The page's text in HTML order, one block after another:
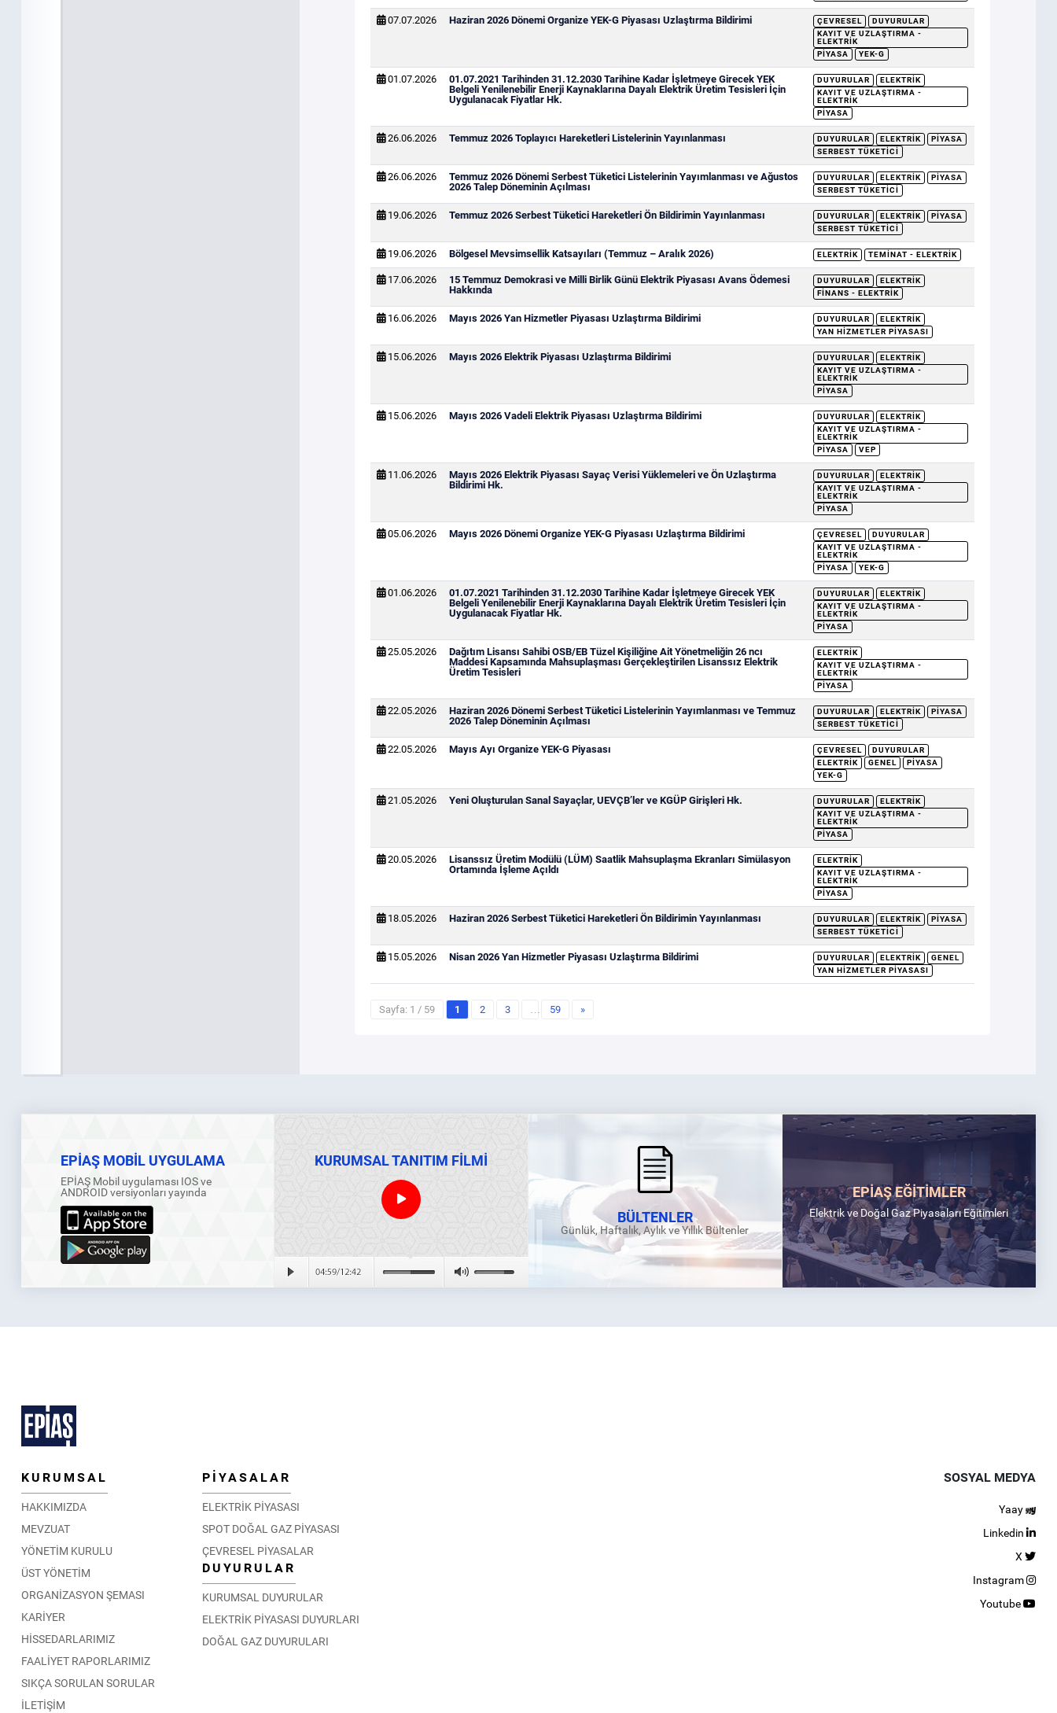
07.07.2026 Haziran 2026 Dönemi Organize YEK-G Piyasası Uzlaştırma Bildirimi ÇEVRESEL
DUYURULAR
KAYIT VE UZLAŞTIRMA -
ELEKTRIK
PIYASA
YEK-G
01.07.2026
01.07.2021 Tarihinden 31.12.2030 Tarihine Kadar İşletmeye Girecek YEK
Belgeli Yenilenebilir Enerji Kaynaklarına Dayalı Elektrik Üretim Tesisleri İçin
Uygulanacak Fiyatlar Hk.
DUYURULAR
ELEKTRIK
KAYIT VE UZLAŞTIRMA -
ELEKTRIK
PIYASA
26.06.2026 Temmuz 2026 Toplayıcı Hareketleri Listelerinin Yayınlanması DUYURULAR ELEKTRIK
PIYASA
SERBEST TÜKETICI
26.06.2026
Temmuz 2026 Dönemi Serbest Tüketici Listelerinin Yayımlanması ve Ağustos
2026 Talep Döneminin Açılması
DUYURULAR ELEKTRIK
PIYASA
SERBEST TÜKETICI
19.06.2026 Temmuz 2026 Serbest Tüketici Hareketleri Ön Bildirimin Yayınlanması DUYURULAR ELEKTRIK
PIYASA
SERBEST TÜKETICI
19.06.2026 Bölgesel Mevsimsellik Katsayıları (Temmuz – Aralık 2026) ELEKTRIK TEMINAT - ELEKTRIK
17.06.2026
15 Temmuz Demokrasi ve Milli Birlik Günü Elektrik Piyasası Avans Ödemesi
Hakkında
DUYURULAR
ELEKTRIK
FINANS - ELEKTRIK
16.06.2026 Mayıs 2026 Yan Hizmetler Piyasası Uzlaştırma Bildirimi DUYURULAR
ELEKTRIK
YAN HIZMETLER PIYASASI
15.06.2026 Mayıs 2026 Elektrik Piyasası Uzlaştırma Bildirimi DUYURULAR
ELEKTRIK
KAYIT VE UZLAŞTIRMA -
ELEKTRIK
PIYASA
15.06.2026 Mayıs 2026 Vadeli Elektrik Piyasası Uzlaştırma Bildirimi DUYURULAR
ELEKTRIK
KAYIT VE UZLAŞTIRMA -
ELEKTRIK
PIYASA
VEP
11.06.2026
Mayıs 2026 Elektrik Piyasası Sayaç Verisi Yüklemeleri ve Ön Uzlaştırma
Bildirimi Hk.
DUYURULAR
ELEKTRIK
KAYIT VE UZLAŞTIRMA -
ELEKTRIK
PIYASA
05.06.2026 Mayıs 2026 Dönemi Organize YEK-G Piyasası Uzlaştırma Bildirimi ÇEVRESEL
DUYURULAR
KAYIT VE UZLAŞTIRMA -
ELEKTRIK
PIYASA
YEK-G
01.06.2026
01.07.2021 Tarihinden 31.12.2030 Tarihine Kadar İşletmeye Girecek YEK
Belgeli Yenilenebilir Enerji Kaynaklarına Dayalı Elektrik Üretim Tesisleri İçin
Uygulanacak Fiyatlar Hk.
DUYURULAR
ELEKTRIK
KAYIT VE UZLAŞTIRMA -
ELEKTRIK
PIYASA
25.05.2026
Dağıtım Lisansı Sahibi OSB/EB Tüzel Kişiliğine Ait Yönetmeliğin 26 ncı
Maddesi Kapsamında Mahsuplaşması Gerçekleştirilen Lisanssız Elektrik
Üretim Tesisleri
ELEKTRIK
KAYIT VE UZLAŞTIRMA -
ELEKTRIK
PIYASA
22.05.2026
Haziran 2026 Dönemi Serbest Tüketici Listelerinin Yayımlanması ve Temmuz
2026 Talep Döneminin Açılması
DUYURULAR ELEKTRIK
PIYASA
SERBEST TÜKETICI
22.05.2026 Mayıs Ayı Organize YEK-G Piyasası ÇEVRESEL
DUYURULAR
ELEKTRIK
GENEL
PIYASA
YEK-G
21.05.2026 Yeni Oluşturulan Sanal Sayaçlar, UEVÇB’ler ve KGÜP Girişleri Hk. DUYURULAR
ELEKTRIK
KAYIT VE UZLAŞTIRMA -
ELEKTRIK
PIYASA
20.05.2026
Lisanssız Üretim Modülü (LÜM) Saatlik Mahsuplaşma Ekranları Simülasyon
Ortamında İşleme Açıldı
ELEKTRIK
KAYIT VE UZLAŞTIRMA -
ELEKTRIK
PIYASA
18.05.2026 Haziran 2026 Serbest Tüketici Hareketleri Ön Bildirimin Yayınlanması DUYURULAR ELEKTRIK
PIYASA
SERBEST TÜKETICI
15.05.2026 Nisan 2026 Yan Hizmetler Piyasası Uzlaştırma Bildirimi DUYURULAR ELEKTRIK
GENEL
YAN HIZMETLER PIYASASI
Sayfa: 1 / 59 1 2 3 … 59 »
EPİAŞ MOBİL UYGULAMA
EPİAŞ Mobil uygulaması IOS ve
ANDROID versiyonları yayında
KURUMSAL TANITIM FİLMİ
BÜLTENLER
Günlük, Haftalık, Aylık ve Yıllık Bültenler
EPİAŞ EĞİTİMLER
Elektrik ve Doğal Gaz Piyasaları Eğitimleri
KURUMSAL
HAKKIMIZDA
MEVZUAT
YÖNETİM KURULU
ÜST YÖNETİM
ORGANİZASYON ŞEMASI
KARİYER
HİSSEDARLARIMIZ
FAALİYET RAPORLARIMIZ
SIKÇA SORULAN SORULAR
İLETİŞİM
PİYASALAR
ELEKTRİK PİYASASI
SPOT DOĞAL GAZ PİYASASI
ÇEVRESEL PİYASALAR
DUYURULAR
KURUMSAL DUYURULAR
ELEKTRİK PİYASASI DUYURLARI
DOĞAL GAZ DUYURULARI
SOSYAL MEDYA
Yaay
Linkedin
X
Instagram
Youtube